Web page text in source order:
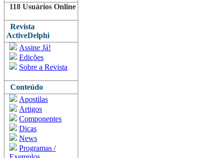
118 Usuários Online
Revista
ActiveDelphi
Assine Já!
Edições
Sobre a Revista
Conteúdo
Apostilas
Artigos
Componentes
Dicas
News
Programas /